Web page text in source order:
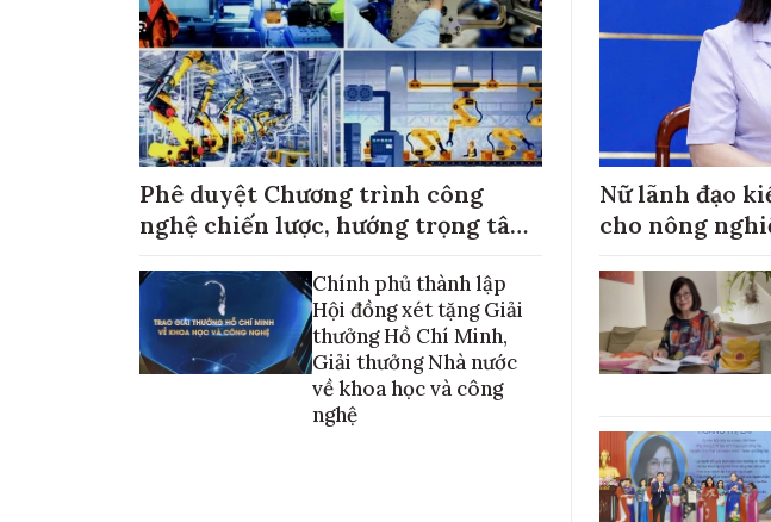
Phê duyệt Chương trình công
nghệ chiến lược, hướng trọng tâm
Chính phủ thành lập
Hội đồng xét tặng Giải
thưởng Hồ Chí Minh,
Giải thưởng Nhà nước
về khoa học và công
nghệ
Nữ lãnh đạo
cho nông